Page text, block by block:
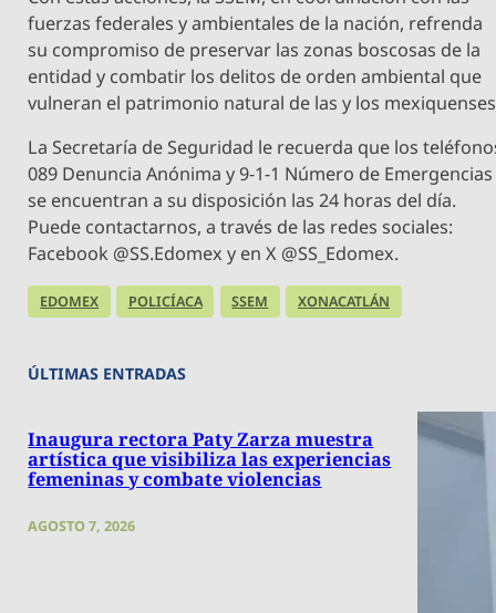
fuerzas federales y ambientales de la nación, refrenda
su compromiso de preservar las zonas boscosas de la
entidad y combatir los delitos de orden ambiental que
vulneran el patrimonio natural de las y los
La Secretaría de Seguridad le recuerda que los
089 Denuncia Anónima y 9-1-1 Número de Emergencias
se encuentran a su disposición las 24 horas del día.
Puede contactarnos, a través de las redes sociales:
Facebook @SS.Edomex y en X @SS_Edomex.
EDOMEX POLICÍACA SSEM XONACATLÁN
ÚLTIMAS ENTRADAS
Inaugura rectora Paty Zarza muestra
artística que visibiliza las experiencias
femeninas y combate violencias
AGOSTO 7, 2026